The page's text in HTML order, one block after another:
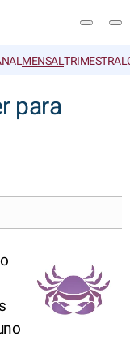
MENSALTRIMESTRAL
para